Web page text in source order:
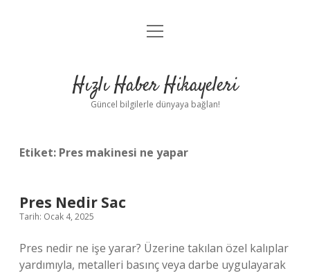
Anasayfa
Yasal Uyarı
menüyü
Hızlı Haber Hikayeleri
Güncel bilgilerle dünyaya bağlan!
Etiket: Pres makinesi ne yapar
Pres Nedir Sac
Tarih: Ocak 4, 2025
Pres nedir ne işe yarar? Üzerine takılan özel kalıplar
yardımıyla, metalleri basınç veya darbe uygulayarak